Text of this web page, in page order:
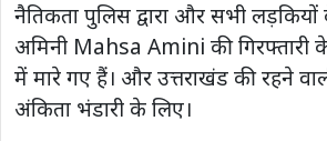
नैतिकता पुलिस द्वारा और सभी
अमिनी Mahsa Amini की गिरफ्तारी के
में मारे गए हैं। और उत्तराखंड की रहने
अंकिता भंडारी के लिए।